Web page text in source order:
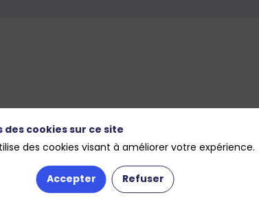
des cookies sur ce site
des cookies visant à améliorer votre expérience.
Accepter Refuser